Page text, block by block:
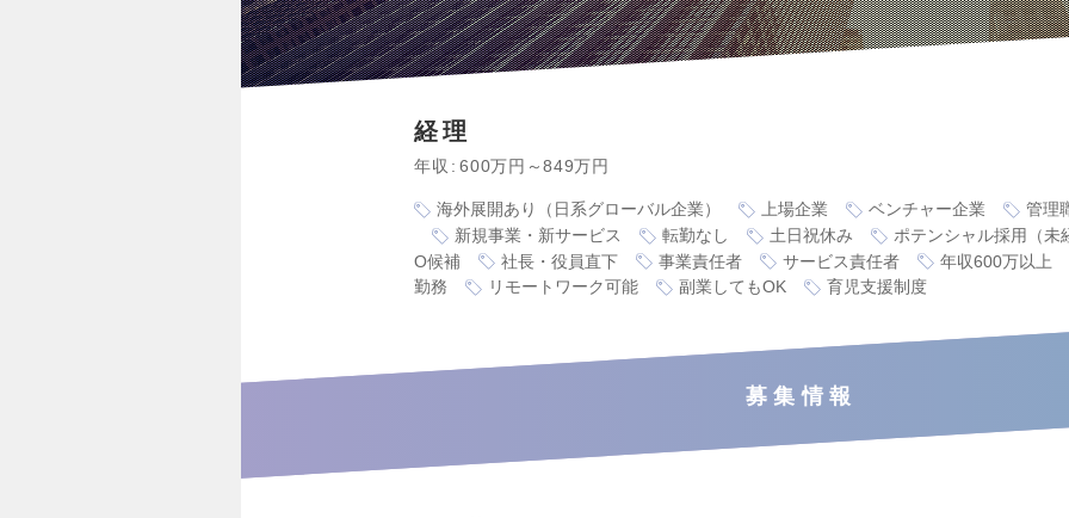
経理
年収 600万円～849万円
海外展開あり（日系グローバル企業） 上場企業 ベンチャー企業
管理
新規事業・新サービス
転勤なし 土日祝休み
ポテンシャル採用（未
O候補
社長・役員直下 事業責任者 サービス責任者
年収600万以上
勤務
リモートワーク可能 副業してもOK 育児支援制度
募集情報